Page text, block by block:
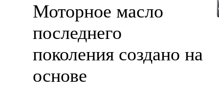
Моторное масло
последнего
поколения создано на
основе